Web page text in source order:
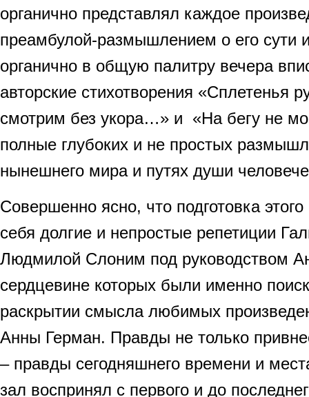
органично представлял каждое
преамбулой-размышлением о его сути
органично в общую палитру вечера
авторские стихотворения «Сплетенья
смотрим без укора…» и «На бегу не
полные глубоких и не простых
нынешнего мира и путях души
Совершенно ясно, что подготовка
себя долгие и непростые репетиции
Людмилой Слоним под руководством
сердцевине которых были именно
раскрытии смысла любимых
Анны Герман. Правды не только
– правды сегодняшнего времени и
зал воспринял с первого и до